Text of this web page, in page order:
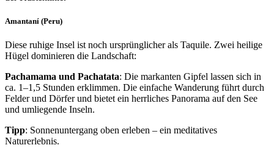
Amantaní (Peru)
Diese ruhige Insel ist noch ursprünglicher als Taquile. Zwei heilige
Hügel dominieren die Landschaft:
Pachamama und Pachatata: Die markanten Gipfel lassen sich in
ca. 1–1,5 Stunden erklimmen. Die einfache Wanderung führt durch
Felder und Dörfer und bietet ein herrliches Panorama auf den See
und umliegende Inseln.
Tipp: Sonnenuntergang oben erleben – ein meditatives
Naturerlebnis.